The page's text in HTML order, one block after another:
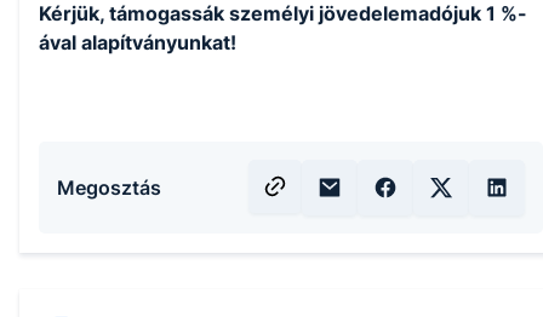
Kérjük, támogassák személyi jövedelemadójuk 1 %-
ával alapítványunkat!
Megosztás